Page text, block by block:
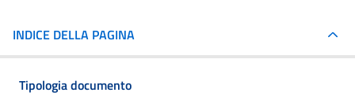
INDICE DELLA PAGINA
Tipologia documento